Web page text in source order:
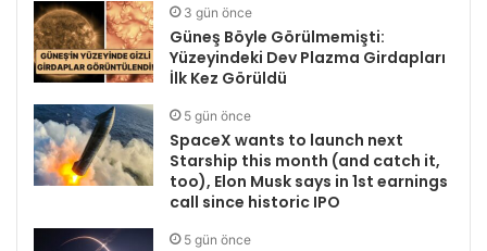
3 gün önce
Güneş Böyle Görülmemişti:
Yüzeyindeki Dev Plazma Girdapları
İlk Kez Görüldü
5 gün önce
SpaceX wants to launch next
Starship this month (and catch it,
too), Elon Musk says in 1st earnings
call since historic IPO
5 gün önce